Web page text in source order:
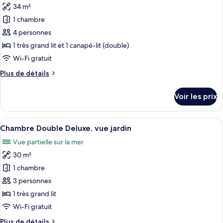
1
or
2
Children)
Chambre
Familiale
Adults
+
or
2
les
photos
pour
ce
type
chambre :
piscine
34 m²
1 chambre
4 personnes
1 très grand lit et 1 canapé-lit (double)
Wi-Fi gratuit
Plus de détails
Plus
le
type
de
Suite,
vue
piscine
Voir les prix
Afficher
toutes
les
photos
pour
ce
type
de
chambre :
Une chambre d’hôtel avec un grand
6
Chambre Double Deluxe, vue jardin
Vue partielle sur la mer
30 m²
1 chambre
3 personnes
1 très grand lit
Wi-Fi gratuit
Plus